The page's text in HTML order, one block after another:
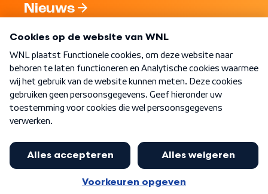
Nieuws
Nieuwsbrief
Word Lid